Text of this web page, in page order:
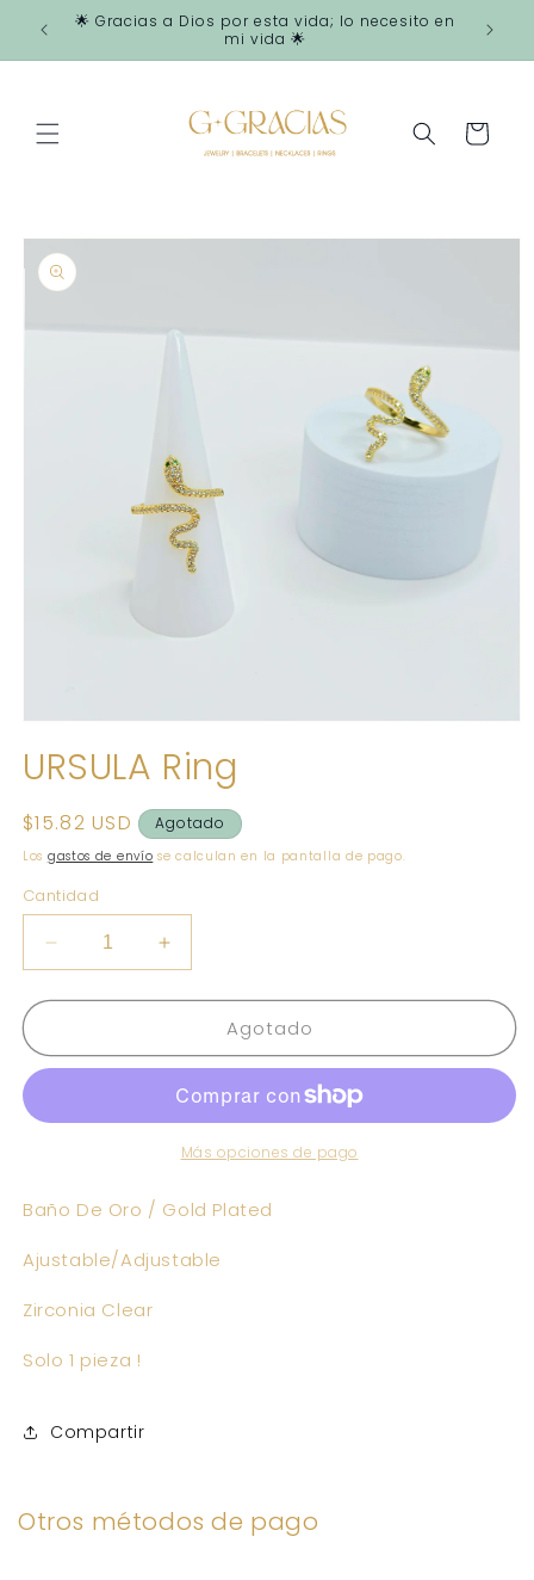
directamente
🌟 Gracias a Dios por esta vida; lo necesito en
mi vida 🌟
Carrito
directamente
información
multimedia
1
una
ventana
modal
URSULA Ring
Precio
habitual
$15.82 USD Agotado
Los gastos de envío se calculan en la pantalla de pago.
Cantidad
Reducir
cantidad
para
Ring
Aumentar
cantidad
para
URSULA
Ring
Agotado
Más opciones de pago
Baño De Oro / Gold Plated
Ajustable/Adjustable
Zirconia Clear
Solo 1 pieza !
Compartir
Otros métodos de pago